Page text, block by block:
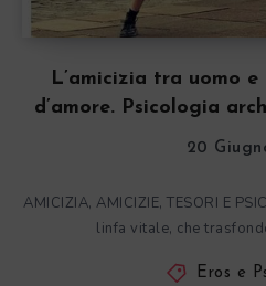
L’amicizia tra uomo
d’amore. Psicologia
20
AMICIZIA, AMICIZIE, TESORI E
linfa vitale, che
Eros e